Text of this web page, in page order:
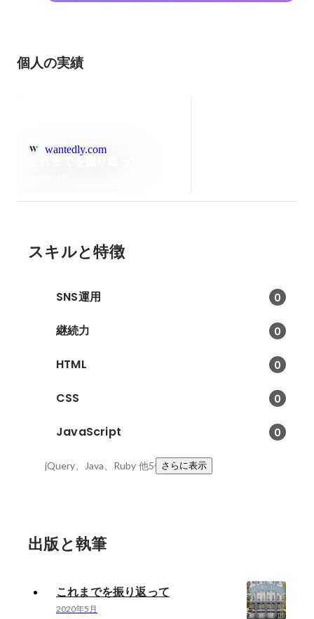
個人の実績
wantedly.com
スキルと特徴
SNS運用 0
継続力 0
HTML 0
CSS 0
JavaScript 0
jQuery、Java、Ruby 他5件さらに表示
出版と執筆
これまでを振り返って
2020年5月